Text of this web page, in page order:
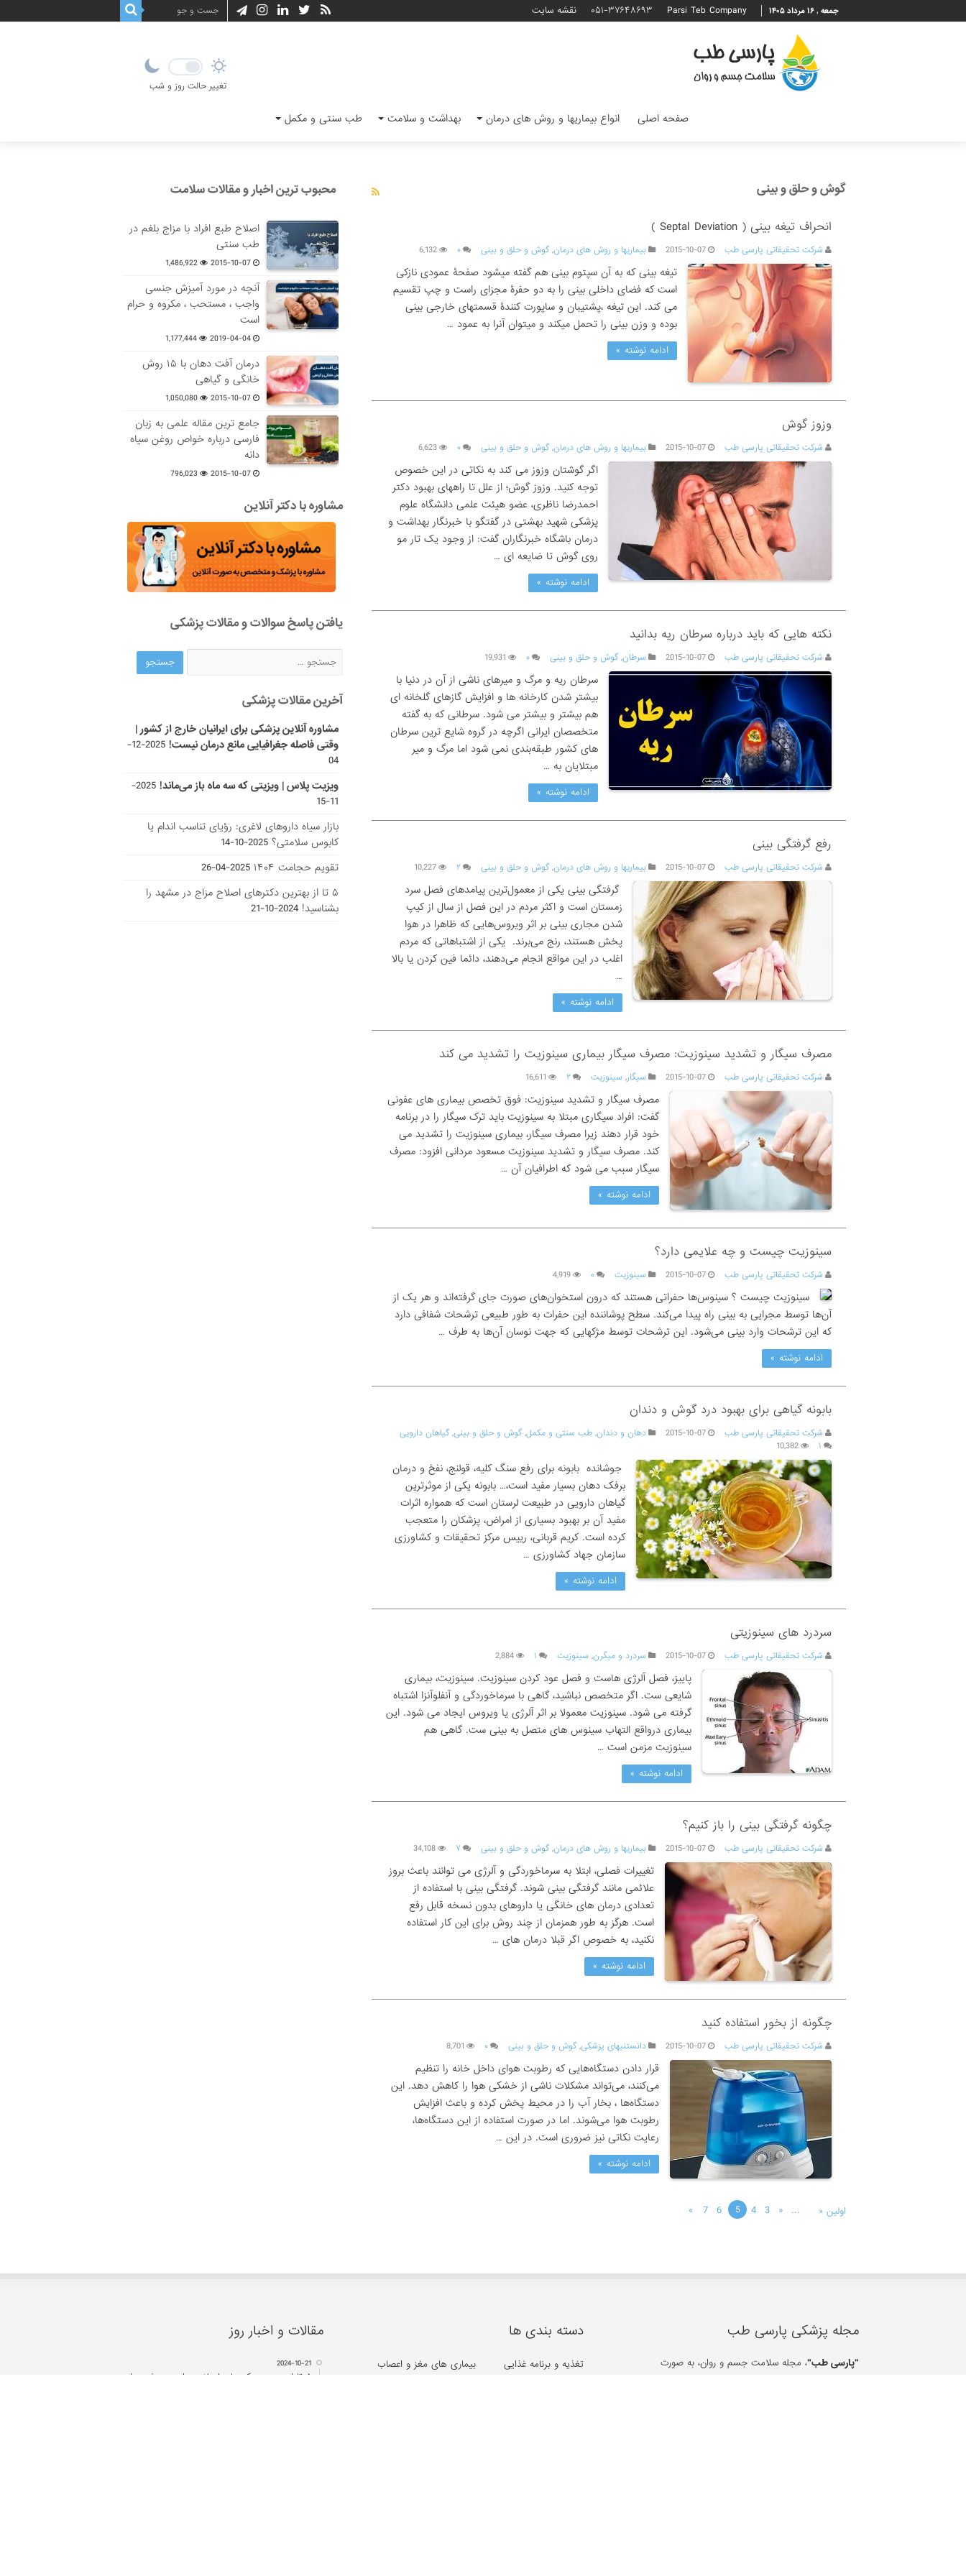
جمعه , ۱۶ مرداد ۱۴۰۵ Parsi Teb Company ۰۵۱-۳۷۶۴۸۶۹۳ نقشه سایت
تغییر حالت روز و شب
صفحه اصلی انواع بیماریها و روش های درمان بهداشت و سلامت طب سنتی و مکمل
گوش و حلق و بینی
انحراف تیغه بینی ( Septal Deviation )
شرکت تحقیقاتی پارسی طب 2015-10-07 بیماریها و روش های درمان, گوش و حلق و بینی ۰ 6,132
تیغه بینی که به آن سپتوم بینی هم گفته میشود صفحۀ عمودی نازکی
است که فضای داخلی بینی را به دو حفرۀ مجزای راست و چپ تقسیم
می کند. این تیغه ،پشتیبان و ساپورت کنندۀ قسمتهای خارجی بینی
بوده و وزن بینی را تحمل میکند و میتوان آنرا به عمود …
ادامه نوشته »
وزوز گوش
شرکت تحقیقاتی پارسی طب 2015-10-07 بیماریها و روش های درمان, گوش و حلق و بینی ۰ 6,623
اگر گوشتان وزوز می کند به نکاتی در این خصوص
توجه کنید. وزوز گوش؛ از علل تا راههای بهبود دکتر
احمدرضا ناظری، عضو هیئت علمی دانشگاه علوم
پزشکی شهید بهشتی در گفتگو با خبرنگار بهداشت و
درمان باشگاه خبرنگاران گفت: از وجود یک تار مو
روی گوش تا ضایعه ای …
ادامه نوشته »
نکته هایی که باید درباره سرطان ریه بدانید
شرکت تحقیقاتی پارسی طب 2015-10-07 سرطان, گوش و حلق و بینی ۰ 19,931
سرطان ریه و مرگ‌ و‌ میرهای ناشی از آن در دنیا با
بیشتر شدن کارخانه ها و افزایش گازهای گلخانه ای
هم بیشتر و بیشتر می شود. سرطانی که به گفته
متخصصان ایرانی اگرچه در گروه شایع‌ ترین سرطان‌
های کشور طبقه‌بندی نمی شود اما مرگ و میر
مبتلایان به …
ادامه نوشته »
رفع گرفتگی بینی
شرکت تحقیقاتی پارسی طب 2015-10-07 بیماریها و روش های درمان, گوش و حلق و بینی ۲ 10,227
گرفتگی بینی یکی از معمول‌ترین پیامدهای فصل سرد
زمستان است و اکثر مردم در این فصل از سال از کیپ
شدن مجاری بینی بر اثر ویروس‌هایی که ظاهرا در هوا
پخش هستند، رنج می‌برند. یکی از اشتباهاتی که مردم
اغلب در این مواقع انجام می‌دهند، دائما فین کردن یا بالا
…
ادامه نوشته »
مصرف سیگار و تشدید سینوزیت: مصرف سیگار بیماری سینوزیت را تشدید می کند
شرکت تحقیقاتی پارسی طب 2015-10-07 سیگار, سینوزیت ۲ 16,611
مصرف سیگار و تشدید سینوزیت: فوق تخصص بیماری های عفونی
گفت: افراد سیگاری مبتلا به سینوزیت باید ترک سیگار را در برنامه
خود قرار دهند زیرا مصرف سیگار، بیماری سینوزیت را تشدید می
کند. مصرف سیگار و تشدید سینوزیت مسعود مردانی افزود: مصرف
سیگار سبب می شود که اطرافیان آن …
ادامه نوشته »
سینوزیت چیست و چه علایمی دارد؟
شرکت تحقیقاتی پارسی طب 2015-10-07 سینوزیت ۰ 4,919
سینوزیت چیست ؟ سینوس‌ها حفراتی هستند که درون استخوان‌های صورت جای گرفته‌اند و هر یک از
آن‌ها توسط مجرایی به بینی راه پیدا می‌کند. سطح پوشاننده این حفرات به‌ طور طبیعی ترشحات شفافی دارد
که این ترشحات وارد بینی می‌شود. این ترشحات توسط مژکهایی که جهت نوسان آن‌ها به طرف …
ادامه نوشته »
بابونه گیاهی برای بهبود درد گوش و دندان
شرکت تحقیقاتی پارسی طب 2015-10-07 دهان و دندان, طب سنتی و مکمل, گوش و حلق و بینی, گیاهان دارویی
۱
10,382
جوشانده بابونه برای رفع سنگ کلیه، قولنج، نفخ و درمان
برفک دهان بسیار مفید است،… بابونه یکی از موثرترین
گیاهان دارویی در طبیعت لرستان است که همواره اثرات
مفید آن بر بهبود بسیاری از امراض، پزشکان را متعجب
کرده است. کریم قربانی، رییس مرکز تحقیقات و کشاورزی
سازمان جهاد کشاورزی …
ادامه نوشته »
سردرد های سینوزیتی
شرکت تحقیقاتی پارسی طب 2015-10-07 سردرد و میگرن, سینوزیت ۱ 2,884
پاییز، فصل آلرژی هاست و فصل عود کردن سینوزیت. سینوزیت، بیماری
شایعی ست. اگر متخصص نباشید، گاهی با سرماخوردگی و آنفلوآنزا اشتباه
گرفته می شود. سینوزیت معمولا بر اثر آلرژی یا ویروس ایجاد می شود. این
بیماری درواقع التهاب سینوس های متصل به بینی ست. گاهی هم
سینوزیت مزمن است …
ادامه نوشته »
چگونه گرفتگی بینی را باز کنیم؟
شرکت تحقیقاتی پارسی طب 2015-10-07 بیماریها و روش های درمان, گوش و حلق و بینی ۷ 34,108
تغییرات فصلی، ابتلا به سرماخوردگی و آلرژی می توانند باعث بروز
علائمی مانند گرفتگی بینی شوند. گرفتگی بینی با استفاده از
تعدادی درمان های خانگی یا داروهای بدون نسخه قابل رفع
است. هرگز به طور همزمان از چند روش برای این کار استفاده
نکنید، به خصوص اگر قبلا درمان های …
ادامه نوشته »
چگونه از بخور استفاده کنید
شرکت تحقیقاتی پارسی طب 2015-10-07 دانستنیهای پزشکی, گوش و حلق و بینی ۰ 8,701
قرار دادن دستگاه‌هایی که رطوبت هوای داخل خانه را تنظیم
می‌کنند، می‌تواند مشکلات ناشی از خشکی هوا را کاهش دهد. این
دستگاه‌ها ، بخار آب را در محیط پخش کرده و باعث افزایش
رطوبت هوا می‌شوند. اما در صورت استفاده از این دستگاه‌ها،
رعایت نکاتی نیز ضروری است. در این …
ادامه نوشته »
اولین « ...
«
3
4
5
6
7
»
محبوب ترین اخبار و مقالات سلامت
اصلاح طبع افراد با مزاج بلغم در
طب سنتی
2015-10-07
1,486,922
آنچه در مورد آمیزش جنسی
واجب ، مستحب ، مکروه و حرام
است
2019-04-04
1,177,444
درمان آفت دهان با ۱۵ روش
خانگی و گیاهی
2015-10-07
1,050,080
جامع ترین مقاله علمی به زبان
فارسی درباره خواص روغن سیاه
دانه
2015-10-07
796,023
مشاوره با دکتر آنلاین
یافتن پاسخ سوالات و مقالات پزشکی
آخرین مقالات پزشکی
مشاوره آنلاین پزشکی برای ایرانیان خارج از کشور |
وقتی فاصله جغرافیایی مانع درمان نیست!
2025-12-
04
ویزیت پلاس | ویزیتی که سه ماه باز می‌ماند!
2025-
11-15
بازار سیاه داروهای لاغری: رؤیای تناسب اندام یا
کابوس سلامتی؟ 2025-10-14
تقویم حجامت ۱۴۰۴
2025-04-26
۵ تا از بهترین دکتر‌های اصلاح مزاج در مشهد را
بشناسید! 2024-10-21
مجله پزشکی پارسی طب
"پارسی طب"، مجله سلامت جسم و روان، به صورت
دسته بندی ها
تغذیه و برنامه غذایی
بیماری های مغز و اعصاب
مقالات و اخبار روز
2024-10-21
۵ تا از بهترین دکتر‌های اصلاح مزاج در مشهد را